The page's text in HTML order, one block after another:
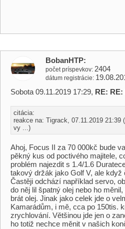
BobanHTP
počet príspevkov 2404
dátum registrácie
Sobota 09.11.2019 17:29, RE:
citácia:
reakce na: Tigrack, 07.11.2019
vy ...)
Ahoj, Focus II za 70 000kč bude
pěkný kus od poctivého majitele,
problém najezdit s 1.4/1.6
takový držák jako Golf V, ale
Častěji odchází například servo,
do něj lil špatný olej nebo ho
brát olej. Jinak jako celek jde o
Kamarádům, i mě, cca po 150tis.
zrychlování. Většinou jde jen o
ho totiž nechce měnit v našich